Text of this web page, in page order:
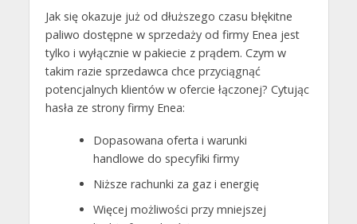
Jak się okazuje już od dłuższego czasu błękitne
paliwo dostępne w sprzedaży od firmy Enea jest
tylko i wyłącznie w pakiecie z prądem. Czym w
takim razie sprzedawca chce przyciągnąć
potencjalnych klientów w ofercie łączonej? Cytując
hasła ze strony firmy Enea:
Dopasowana oferta i warunki
handlowe do specyfiki firmy
Niższe rachunki za gaz i energię
Więcej możliwości przy mniejszej